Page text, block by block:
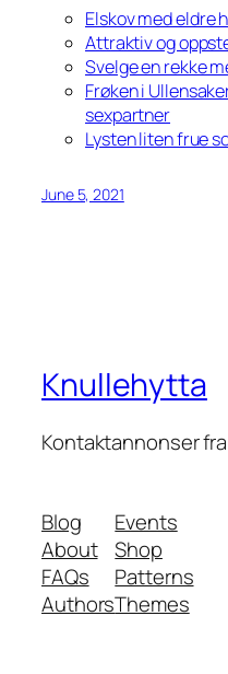
Elskov med eldre
Attraktiv og
Svelge en rekke
Frøken i
sexpartner
Lysten liten frue
June 5, 2021
Knullehytta
Kontaktannonser
Blog
About
FAQs
Authors
Events
Shop
Patterns
Themes